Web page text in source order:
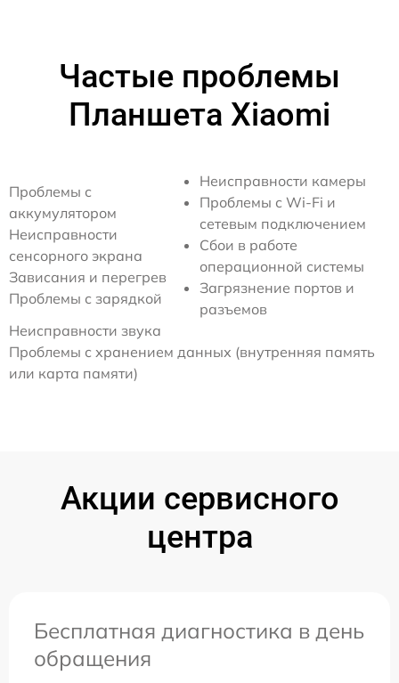
Частые проблемы
Планшета Xiaomi
Проблемы с
аккумулятором
Неисправности
сенсорного экрана
Зависания и перегрев
Проблемы с зарядкой
Неисправности камеры
Проблемы с Wi-Fi и
сетевым подключением
Сбои в работе
операционной системы
Загрязнение портов и
разъемов
Неисправности звука
Проблемы с хранением данных (внутренняя память
или карта памяти)
Акции сервисного
центра
Бесплатная диагностика в день
обращения